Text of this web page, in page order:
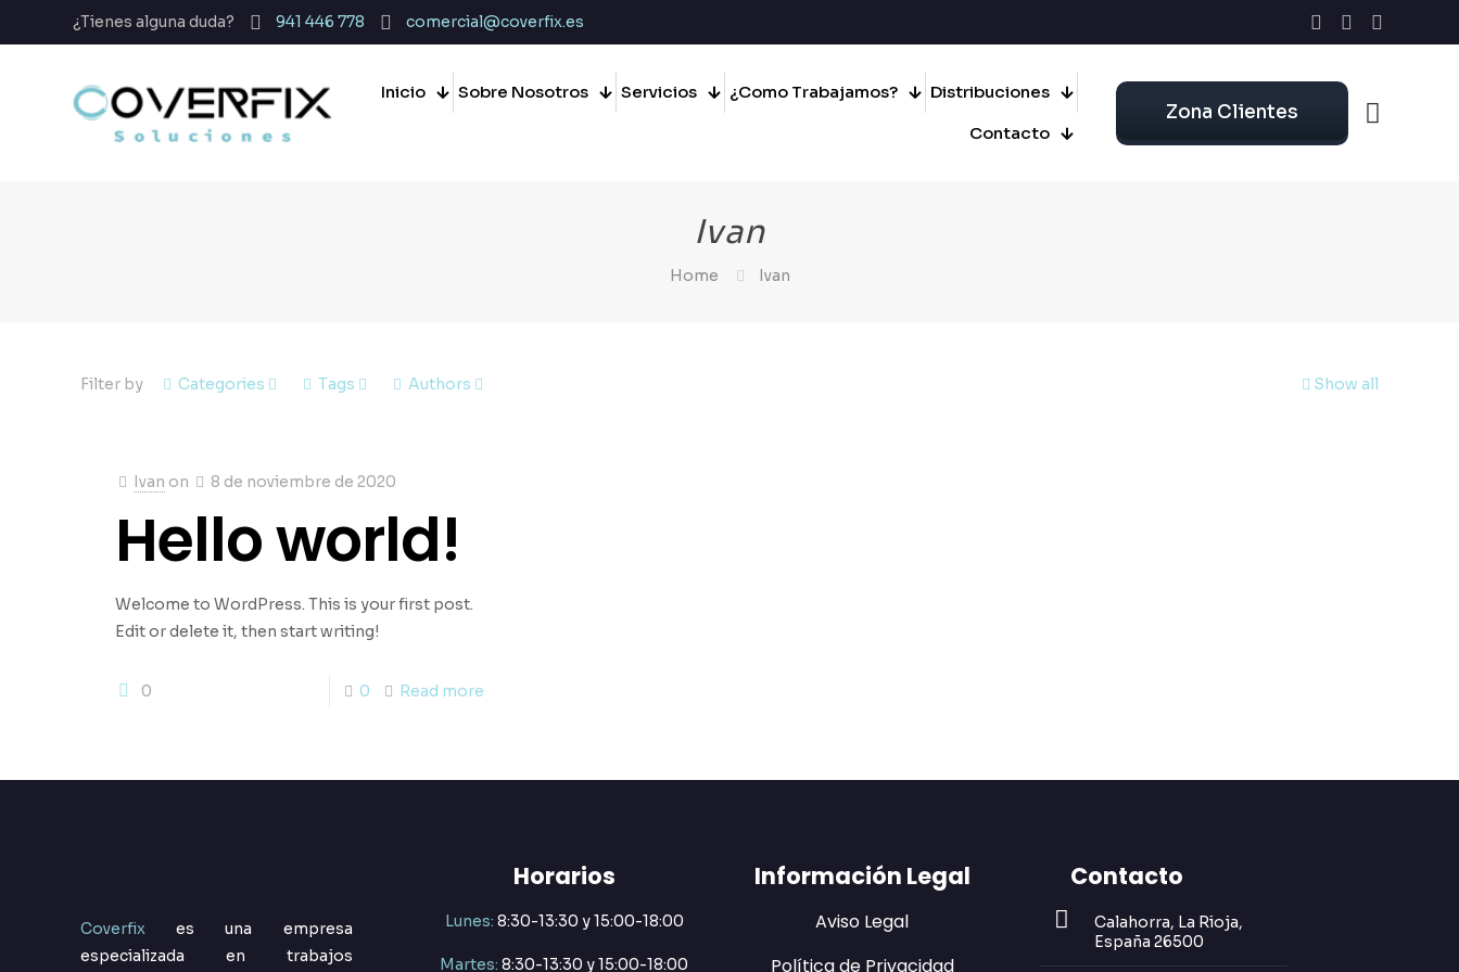
¿Tienes alguna duda? 941 446 778 comercial@coverfix.es
Inicio Sobre Nosotros Servicios ¿Como Trabajamos?
Distribuciones
Contacto
Zona Clientes
Ivan
Home Ivan
Filter by Categories Tags Authors Show all
Ivan on 8 de noviembre de 2020
Hello world!
Welcome to WordPress. This is your first post.
Edit or delete it, then start writing!
0 0 Read more
Coverfixes una empresa
especializada en trabajos
Horarios
Lunes: 8:30-13:30 y 15:00-18:00
Martes: 8:30-13:30 y 15:00-18:00
Información Legal
Aviso Legal
Política de Privacidad
Contacto
Calahorra, La Rioja,
España 26500